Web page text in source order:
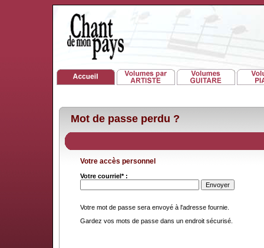
Mot de passe perdu ?
Votre accès personnel
Votre courriel* :
Votre mot de passe sera envoyé à l'adresse fournie.
Gardez vos mots de passe dans un endroit sécurisé.